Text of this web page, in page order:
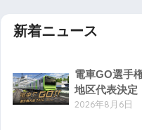
新着ニュース
電車GO選手
地区代表決定
2026年8月6日